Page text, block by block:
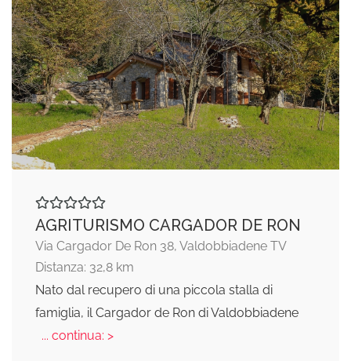
AGRITURISMO CARGADOR DE RON
Via Cargador De Ron 38, Valdobbiadene TV
Distanza: 32,8 km
Nato dal recupero di una piccola stalla di
famiglia, il Cargador de Ron di Valdobbiadene
... continua: >